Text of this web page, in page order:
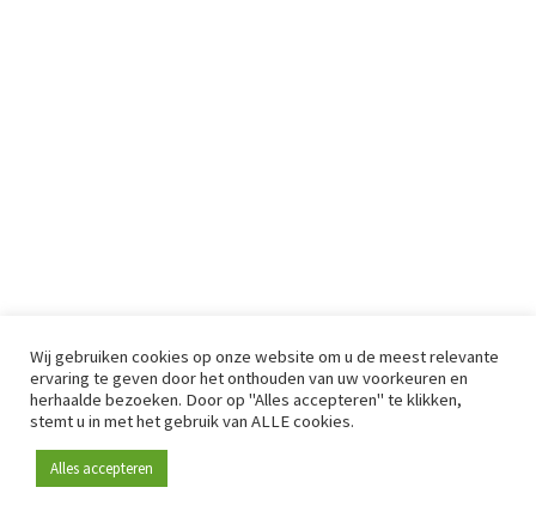
Wij gebruiken cookies op onze website om u de meest relevante
ervaring te geven door het onthouden van uw voorkeuren en
herhaalde bezoeken. Door op "Alles accepteren" te klikken,
stemt u in met het gebruik van ALLE cookies.
Alles accepteren